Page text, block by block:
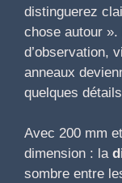
distinguerez
chose autour
d’observation,
anneaux
quelques
Avec 200 mm
dimension : la
sombre entre